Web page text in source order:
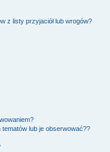
z listy przyjaciół lub wrogów?
lub je obserwować??